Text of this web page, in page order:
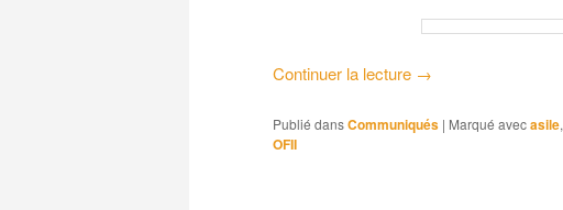
Continuer la lecture →
Publié dansCommuniqués | Marqué avecasile,
OFII